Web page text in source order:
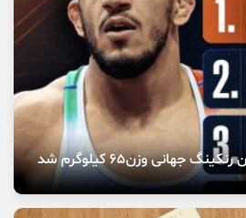
جهانی وزن۶۵ کیلوگرم شد